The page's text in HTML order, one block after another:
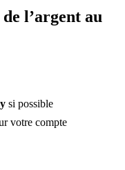
l’argent au
si possible
votre compte